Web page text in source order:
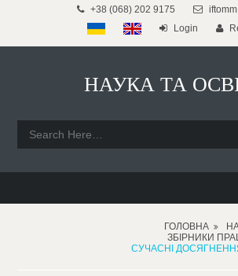
+38 (068) 202 9175
Login
НАУКА ТА
ГОЛОВНА
ЗБІРНИКИ
СУЧАСНІ ДОСЯГНЕННЯ